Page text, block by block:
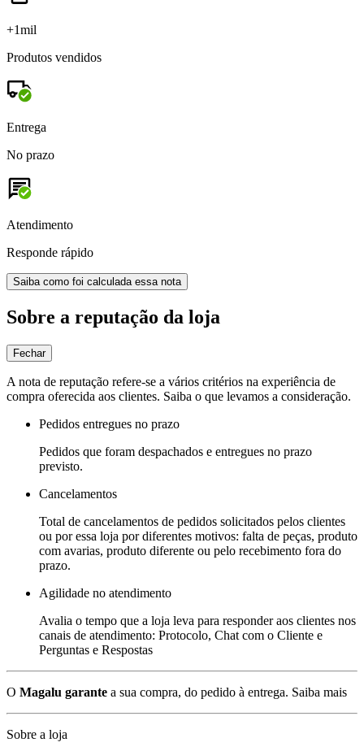
+1mil
Produtos vendidos
Entrega
No prazo
Atendimento
Responde rápido
Saiba como foi calculada essa nota
Sobre a reputação da loja
Fechar
A nota de reputação refere-se a vários critérios na experiência de
compra oferecida aos clientes. Saiba o que levamos a consideração.
Pedidos entregues no prazo
Pedidos que foram despachados e entregues no prazo
previsto.
Cancelamentos
Total de cancelamentos de pedidos solicitados pelos clientes
ou por essa loja por diferentes motivos: falta de peças, produto
com avarias, produto diferente ou pelo recebimento fora do
prazo.
Agilidade no atendimento
Avalia o tempo que a loja leva para responder aos clientes nos
canais de atendimento: Protocolo, Chat com o Cliente e
Perguntas e Respostas
O Magalu garante a sua compra, do pedido à entrega. Saiba mais
Sobre a loja